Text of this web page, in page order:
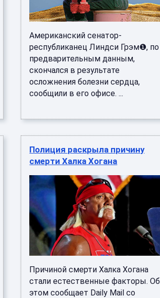
Американский сенатор-
республиканец Линдси Грэм❶, по
предварительным данным,
скончался в результате
осложнения болезни сердца,
сообщили в его офисе. ...
Полиция раскрыла причину
смерти Халка Хогана
Причиной смерти Халка Хогана
стали естественные факторы. Об
этом сообщает Daily Mail со